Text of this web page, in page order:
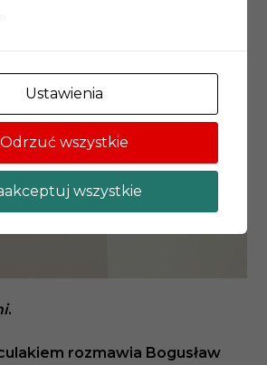
.
rozmawia Bogusław
Ustawienia
Odrzuć wszystkie
wszystkie